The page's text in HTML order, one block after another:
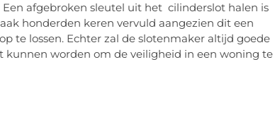
afgebroken sleutel uit het cilinderslot halen is
honderden keren vervuld aangezien dit een
te lossen. Echter zal de slotenmaker altijd goede
worden om de veiligheid in een woning te